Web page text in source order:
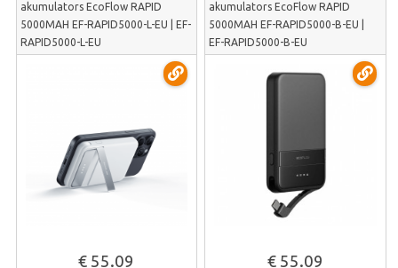
akumulators EcoFlow RAPID
5000MAH EF-RAPID5000-L-EU | EF-
RAPID5000-L-EU
€ 55.09
akumulators EcoFlow RAPID
5000MAH EF-RAPID5000-B-EU |
EF-RAPID5000-B-EU
€ 55.09